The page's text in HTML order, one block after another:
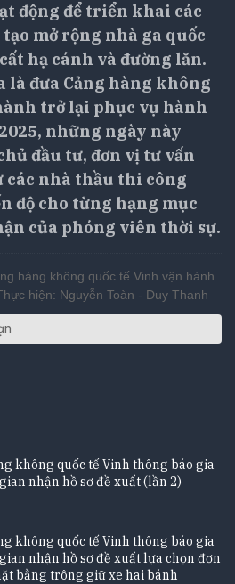
động để triển khai các
mở rộng nhà ga quốc
hạ cánh và đường lăn.
là đưa Cảng hàng không
trở lại phục vụ hành
những ngày này
đầu tư, đơn vị tư vấn
các nhà thầu thi công
độ cho từng hạng mục
của phóng viên thời sự.
hàng không quốc tế Vinh vận hành
hiện: Nguyễn Toàn - Duy Thanh
không quốc tế Vinh thông báo gia
nhận hồ sơ đề xuất (lần 2)
không quốc tế Vinh thông báo gia
nhận hồ sơ đề xuất lựa chọn đơn
bằng trông giữ xe hai bánh